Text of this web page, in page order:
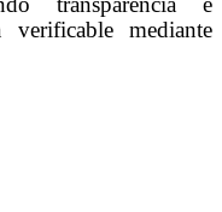
mediante